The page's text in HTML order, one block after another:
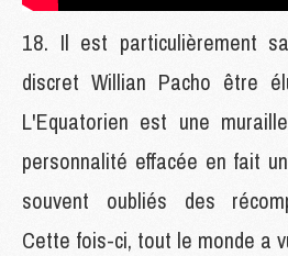
Il est particulièrement
discret Willian Pacho être
L'Equatorien est une
personnalité effacée en fait
souvent oubliés des
Cette fois-ci, tout le monde a